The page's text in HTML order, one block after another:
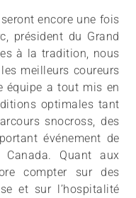
encore une fois
président du Grand
à la tradition, nous
meilleurs coureurs
équipe a tout mis en
optimales tant
snocross, des
événement de
Quant aux
compter sur des
et sur l’hospitalité